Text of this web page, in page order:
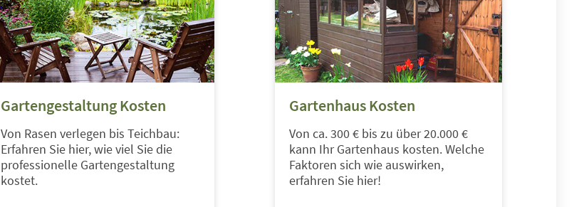
Gartengestaltung Kosten
Von Rasen verlegen bis Teichbau:
Erfahren Sie hier, wie viel Sie die
professionelle Gartengestaltung
kostet.
Gartenhaus Kosten
Von ca. 300 € bis zu über 20.000 €
kann Ihr Gartenhaus kosten. Welche
Faktoren sich wie auswirken,
erfahren Sie hier!